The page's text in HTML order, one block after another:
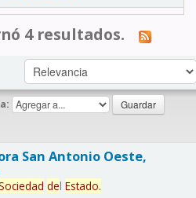
4 resultados.
San Antonio Oeste,
del Estado.